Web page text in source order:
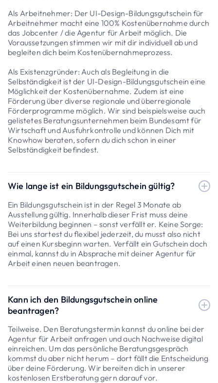
Als Arbeitnehmer: Der UI-Design-Bildungsgutschein für
Arbeitnehmer macht eine 100% Kostenübernahme durch
das Jobcenter / die Agentur für Arbeit möglich. Die
Voraussetzungen stimmen wir mit dir individuell ab und
begleiten dich beim Kostenübernahmeprozess.
Als Existenzgründer: Auch als Begleitung in die
Selbständigkeit ist der UI-Design-Bildungsgutschein eine
Möglichkeit der Kostenübernahme. Zudem ist eine
Förderung über diverse regionale und überregionale
Förderprogramme möglich. Wir sind beispielsweise auch
gelistetes Beratungsunternehmen beim Bundesamt für
Wirtschaft und Ausfuhrkontrolle und können Dich mit
Knowhow beraten, sofern du dich schon in einer
Selbständigkeit befindest.
Wie lange ist ein Bildungsgutschein gültig?
Ein Bildungsgutschein ist in der Regel 3 Monate ab
Ausstellung gültig. Innerhalb dieser Frist muss deine
Weiterbildung beginnen – sonst verfällt er. Keine Sorge:
Bei uns startest du flexibel jederzeit, du musst also nicht
auf einen Kursbeginn warten. Verfällt ein Gutschein doch
einmal, kannst du in Absprache mit deiner Agentur für
Arbeit einen neuen beantragen.
Kann ich den Bildungsgutschein online
beantragen?
Teilweise. Den Beratungstermin kannst du online bei der
Agentur für Arbeit anfragen und auch Nachweise digital
einreichen. Um das persönliche Beratungsgespräch
kommst du aber nicht herum – dort fällt die Entscheidung
über deine Förderung. Wir bereiten dich in unserer
kostenlosen Erstberatung gern darauf vor.